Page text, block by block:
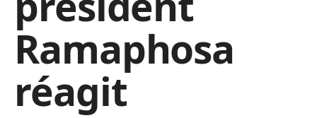
Ramaphosa
réagit